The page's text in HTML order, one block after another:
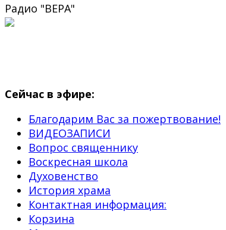
Радио "ВЕРА"
Сейчас в эфире:
Благодарим Вас за пожертвование!
ВИДЕОЗАПИСИ
Вопрос священнику
Воскресная школа
Духовенство
История храма
Контактная информация:
Корзина